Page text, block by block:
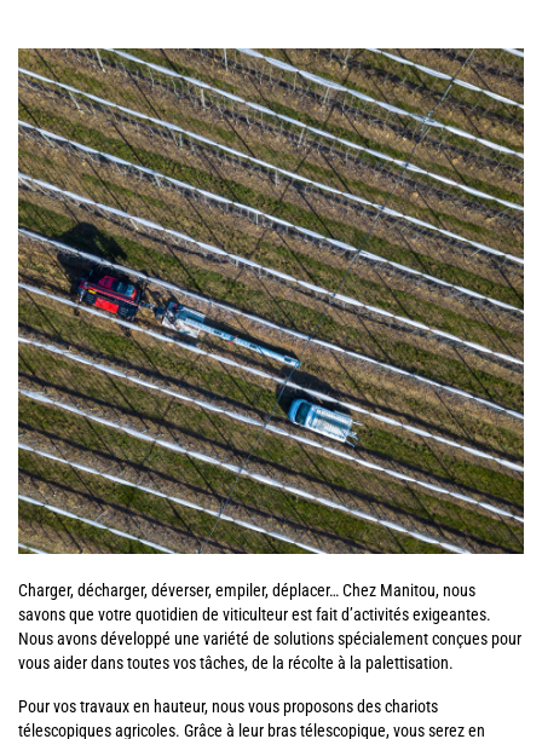
Charger, décharger, déverser, empiler, déplacer… Chez Manitou, nous
savons que votre quotidien de viticulteur est fait d’activités exigeantes.
Nous avons développé une variété de solutions spécialement conçues pour
vous aider dans toutes vos tâches, de la récolte à la palettisation.
Pour vos travaux en hauteur, nous vous proposons des chariots
télescopiques agricoles. Grâce à leur bras télescopique, vous serez en